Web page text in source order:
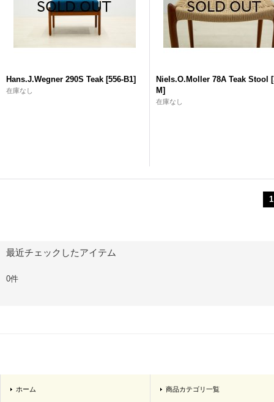
Hans.J.Wegner 290S Teak [556-B1]
在庫なし
Niels.O.Moller 78A Teak Stool [
M]
在庫なし
1
最近チェックしたアイテム
0件
ホーム 商品カテゴリ一覧